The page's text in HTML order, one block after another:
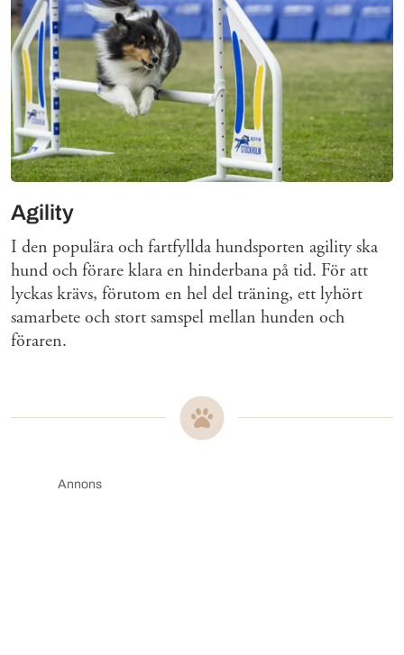
Agility
I den populära och fartfyllda hundsporten agility ska
hund och förare klara en hinderbana på tid. För att
lyckas krävs, förutom en hel del träning, ett lyhört
samarbete och stort samspel mellan hunden och
föraren.
Annons